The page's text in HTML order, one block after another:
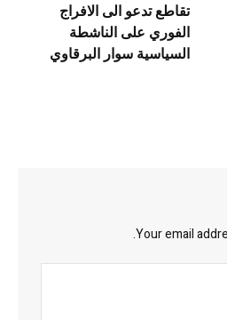
تقاطع تدعو الى الافراج
الفوري على الناشطة
السياسية سوار البرقاوي
Your email